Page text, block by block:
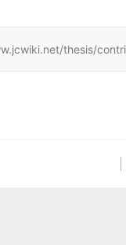
thesis/